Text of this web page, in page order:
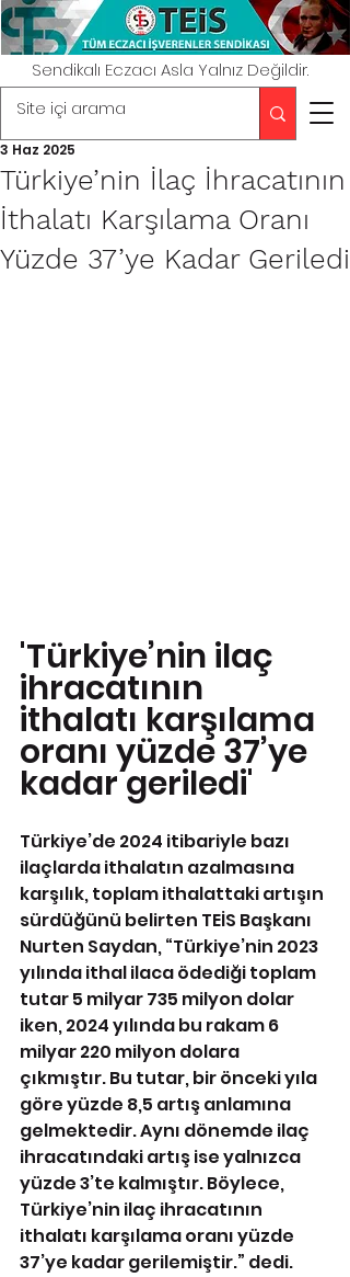
Sendikalı Eczacı Asla Yalnız Değildir.
Türkiye’nin İlaç İhracatının
İthalatı Karşılama Oranı
Yüzde 37’ye Kadar Geriledi
3 Haz 2025
'Türkiye’nin ilaç
ihracatının
ithalatı karşılama
oranı yüzde 37’ye
kadar geriledi'
Türkiye’de 2024 itibariyle bazı
ilaçlarda ithalatın azalmasına
karşılık, toplam ithalattaki artışın
sürdüğünü belirten TEİS Başkanı
Nurten Saydan, “Türkiye’nin 2023
yılında ithal ilaca ödediği toplam
tutar 5 milyar 735 milyon dolar
iken, 2024 yılında bu rakam 6
milyar 220 milyon dolara
çıkmıştır. Bu tutar, bir önceki yıla
göre yüzde 8,5 artış anlamına
gelmektedir. Aynı dönemde ilaç
ihracatındaki artış ise yalnızca
yüzde 3’te kalmıştır. Böylece,
Türkiye’nin ilaç ihracatının
ithalatı karşılama oranı yüzde
37’ye kadar gerilemiştir.” dedi.